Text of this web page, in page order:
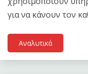
για να κάνουν τον
Αναλυτικά